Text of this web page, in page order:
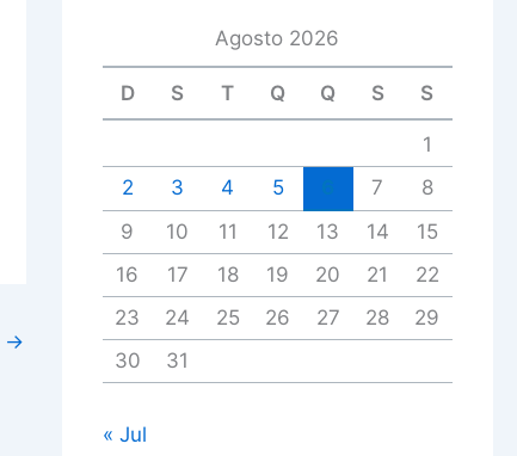
→
Agosto 2026
D S T Q Q S S
1
2
3 4 5 7
8
9
10 11 12 13 14
15
16
17 18 19 20 21
22
23
24 25 26 27 28
29
30
31
« Jul